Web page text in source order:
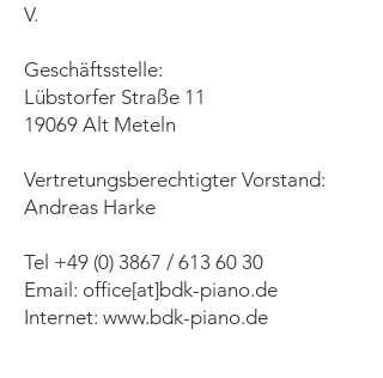
V.
Geschäftsstelle:
Lübstorfer Straße 11
19069 Alt Meteln
Vertretungsberechtigter Vorstand:
Andreas Harke
Tel +49 (0) 3867 / 613 60 30
Email: office[at]bdk-piano.de
Internet: www.bdk-piano.de